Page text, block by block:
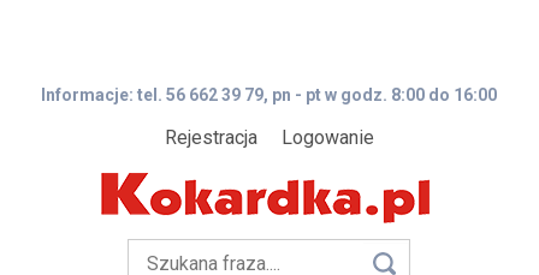
Informacje: tel. 56 662 39 79, pn - pt w godz. 8:00 do 16:00
Rejestracja Logowanie